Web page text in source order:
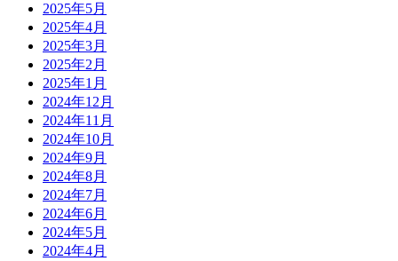
2025年5月
2025年4月
2025年3月
2025年2月
2025年1月
2024年12月
2024年11月
2024年10月
2024年9月
2024年8月
2024年7月
2024年6月
2024年5月
2024年4月